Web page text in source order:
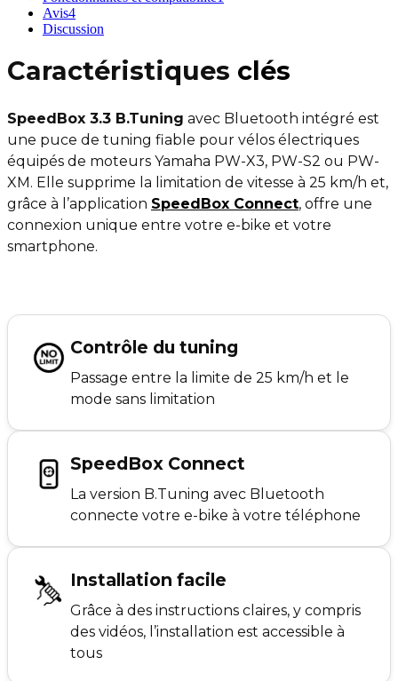
Avis4
Discussion
Caractéristiques clés
SpeedBox 3.3 B.Tuning avec Bluetooth intégré est
une puce de tuning fiable pour vélos électriques
équipés de moteurs Yamaha PW-X3, PW-S2 ou PW-
XM. Elle supprime la limitation de vitesse à 25 km/h et,
grâce à l’application SpeedBox Connect, offre une
connexion unique entre votre e-bike et votre
smartphone.
Contrôle du tuning
Passage entre la limite de 25 km/h et le
mode sans limitation
SpeedBox Connect
La version B.Tuning avec Bluetooth
connecte votre e-bike à votre téléphone
Installation facile
Grâce à des instructions claires, y compris
des vidéos, l’installation est accessible à
tous